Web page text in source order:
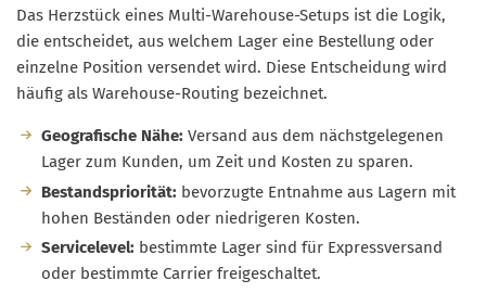
Das Herzstück eines Multi-Warehouse-Setups ist die Logik,
die entscheidet, aus welchem Lager eine Bestellung oder
einzelne Position versendet wird. Diese Entscheidung wird
häufig als Warehouse-Routing bezeichnet.
Geografische Nähe: Versand aus dem nächstgelegenen
Lager zum Kunden, um Zeit und Kosten zu sparen.
Bestandspriorität: bevorzugte Entnahme aus Lagern mit
hohen Beständen oder niedrigeren Kosten.
Servicelevel: bestimmte Lager sind für Expressversand
oder bestimmte Carrier freigeschaltet.